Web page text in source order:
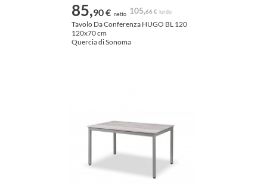
85,90 € netto 105,66 € lordo
Tavolo Da Conferenza HUGO BL 120
120x70 cm
Quercia di Sonoma